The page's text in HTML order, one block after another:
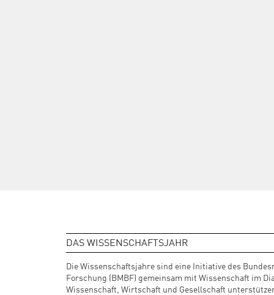
DAS WISSENSCHAFTSJAHR
Die Wissenschaftsjahre sind eine Initiative des
Forschung (BMBF) gemeinsam mit Wissenschaft im
Wissenschaft, Wirtschaft und Gesellschaft